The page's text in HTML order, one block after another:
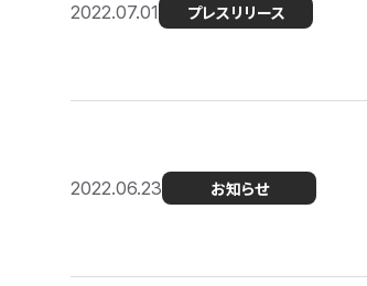
2022.07.01 プレスリリース
2022.06.23 お知らせ